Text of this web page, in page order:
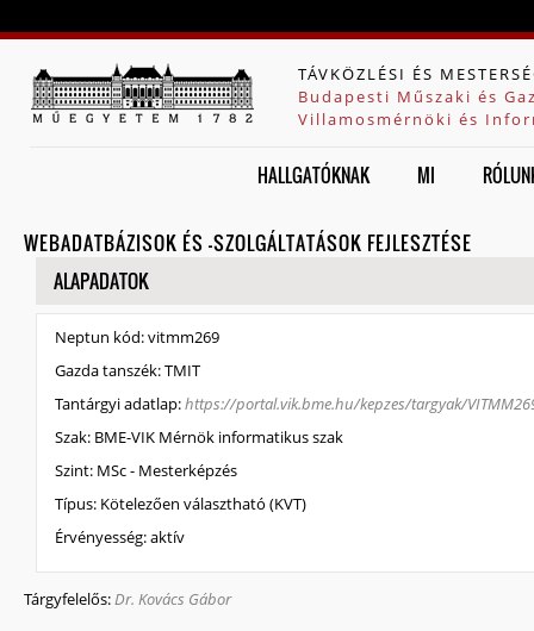
TÁVKÖZLÉSI ÉS
Budapesti Műszaki és
Villamosmérnöki és
HALLGATÓKNAK MI
WEBADATBÁZISOK ÉS -SZOLGÁLTATÁSOK FEJLESZTÉSE
ELREJT
ALAPADATOK
Neptun kód:vitmm269
Gazda tanszék:TMIT
Tantárgyi adatlap:https://portal.vik.bme.hu/kepzes/targyak/
Szak: BME-VIK Mérnök informatikus szak
Szint: MSc - Mesterképzés
Típus: Kötelezően választható (KVT)
Érvényesség:aktív
Tárgyfelelős: Dr. Kovács Gábor